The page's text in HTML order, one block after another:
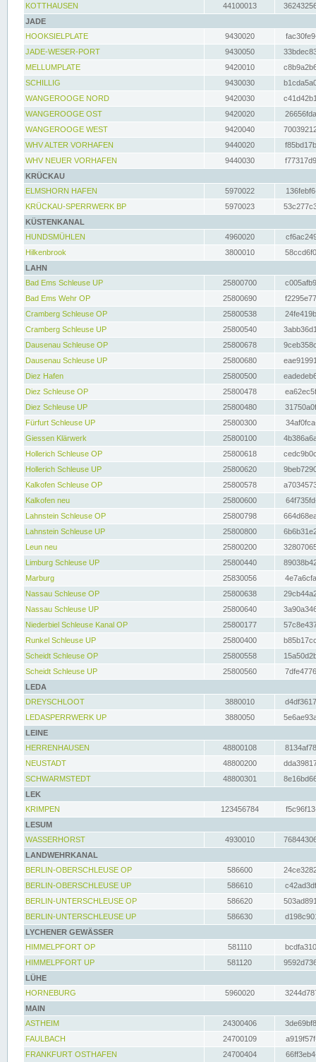
KOTTHAUSEN
44100013
JADE
HOOKSIELPLATE
9430020
JADE-WESER-PORT
9430050
MELLUMPLATE
9420010
SCHILLIG
9430030
WANGEROOGE NORD
9420030
WANGEROOGE OST
9420020
WANGEROOGE WEST
9420040
WHV ALTER VORHAFEN
9440020
WHV NEUER VORHAFEN
9440030
KRÜCKAU
ELMSHORN HAFEN
5970022
KRÜCKAU-SPERRWERK BP
5970023
KÜSTENKANAL
HUNDSMÜHLEN
4960020
Hilkenbrook
3800010
LAHN
Bad Ems Schleuse UP
25800700
Bad Ems Wehr OP
25800690
Cramberg Schleuse OP
25800538
Cramberg Schleuse UP
25800540
Dausenau Schleuse OP
25800678
Dausenau Schleuse UP
25800680
Diez Hafen
25800500
Diez Schleuse OP
25800478
Diez Schleuse UP
25800480
Fürfurt Schleuse UP
25800300
Giessen Klärwerk
25800100
Hollerich Schleuse OP
25800618
Hollerich Schleuse UP
25800620
Kalkofen Schleuse OP
25800578
Kalkofen neu
25800600
Lahnstein Schleuse OP
25800798
Lahnstein Schleuse UP
25800800
Leun neu
25800200
Limburg Schleuse UP
25800440
Marburg
25830056
Nassau Schleuse OP
25800638
Nassau Schleuse UP
25800640
Niederbiel Schleuse Kanal OP
25800177
Runkel Schleuse UP
25800400
Scheidt Schleuse OP
25800558
Scheidt Schleuse UP
25800560
LEDA
DREYSCHLOOT
3880010
LEDASPERRWERK UP
3880050
LEINE
HERRENHAUSEN
48800108
NEUSTADT
48800200
SCHWARMSTEDT
48800301
LEK
KRIMPEN
123456784
LESUM
WASSERHORST
4930010
LANDWEHRKANAL
BERLIN-OBERSCHLEUSE OP
586600
BERLIN-OBERSCHLEUSE UP
586610
BERLIN-UNTERSCHLEUSE OP
586620
BERLIN-UNTERSCHLEUSE UP
586630
LYCHENER GEWÄSSER
HIMMELPFORT OP
581110
HIMMELPFORT UP
581120
LÜHE
HORNEBURG
5960020
MAIN
ASTHEIM
24300406
FAULBACH
24700109
FRANKFURT OSTHAFEN
24700404